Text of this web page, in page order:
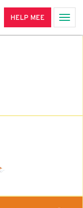
HELP MEE